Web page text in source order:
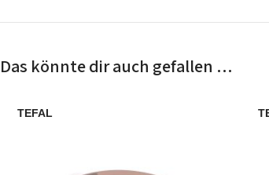
Das könnte dir auch gefallen …
TEFAL